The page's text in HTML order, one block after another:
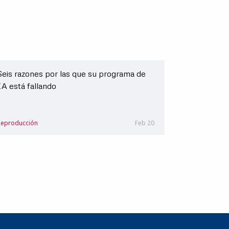
razones por las que su programa de
está fallando
Feb 20